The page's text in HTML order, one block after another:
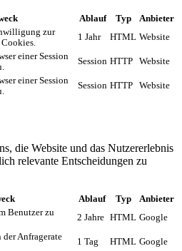
Ablauf Typ
Anbieter
zur
1 Jahr HTML Website
einer Session
Session HTTP Website
einer Session
Session HTTP Website
die Website und das Nutzererlebnis
relevante Entscheidungen zu
Ablauf Typ
Anbieter
Benutzer zu
2 Jahre HTML Google
der Anfragerate
1 Tag HTML Google